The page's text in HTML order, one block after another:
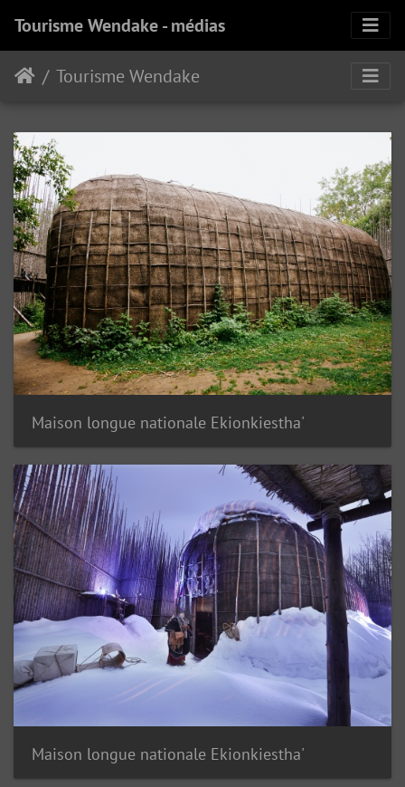
Tourisme Wendake - médias
Tourisme Wendake
Maison longue nationale Ekionkiestha'
Maison longue nationale Ekionkiestha'